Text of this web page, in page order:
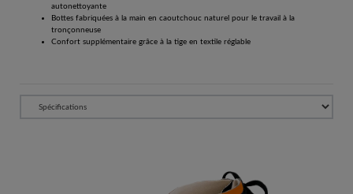
autonettoyante
Bottes fabriquées à la main en caoutchouc naturel pour le travail à la
tronçonneuse
Confort supplémentaire grâce à la tige en textile réglable